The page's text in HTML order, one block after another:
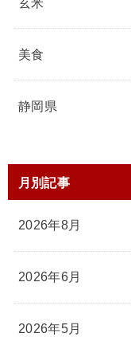
美食
静岡県
月別記事
2026年8月
2026年6月
2026年5月